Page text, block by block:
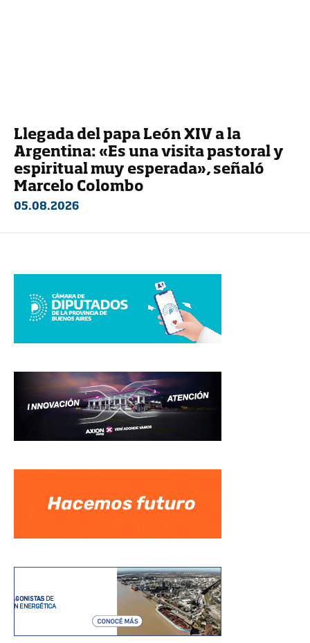
Llegada del papa León XIV a la
Argentina: «Es una visita pastoral y
espiritual muy esperada», señaló
Marcelo Colombo
05.08.2026